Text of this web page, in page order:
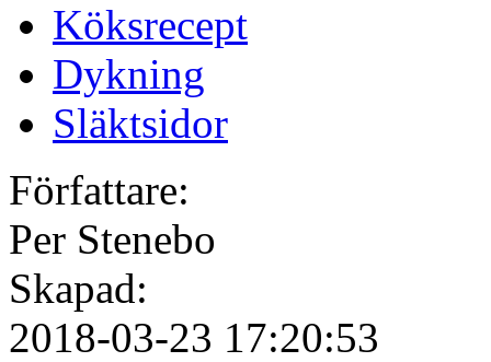
Köksrecept
Dykning
Släktsidor
Författare:
Per Stenebo
Skapad:
2018-03-23 17:20:53